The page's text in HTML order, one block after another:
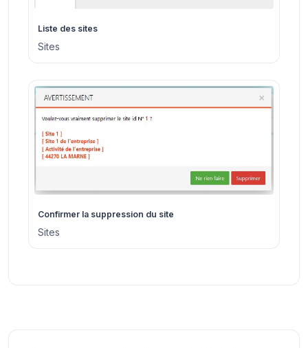
Liste des sites
Sites
Confirmer la suppression du site
Sites